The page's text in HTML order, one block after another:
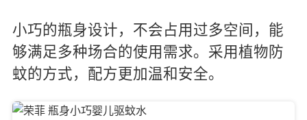
小巧的瓶身设计，不会占用过多空间，能
够满足多种场合的使用需求。采用植物防
蚊的方式，配方更加温和安全。